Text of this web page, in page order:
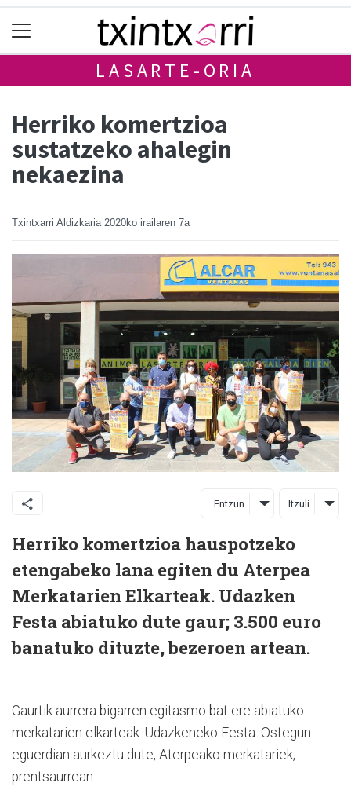
LASARTE-ORIA
Herriko komertzioa
sustatzeko ahalegin
nekaezina
Txintxarri Aldizkaria 2020ko irailaren 7a
Entzun Itzuli
Herriko komertzioa hauspotzeko
etengabeko lana egiten du Aterpea
Merkatarien Elkarteak. Udazken
Festa abiatuko dute gaur; 3.500 euro
banatuko dituzte, bezeroen artean.
Gaurtik aurrera bigarren egitasmo bat ere abiatuko
merkatarien elkarteak: Udazkeneko Festa. Ostegun
eguerdian aurkeztu dute, Aterpeako merkatariek,
prentsaurrean.